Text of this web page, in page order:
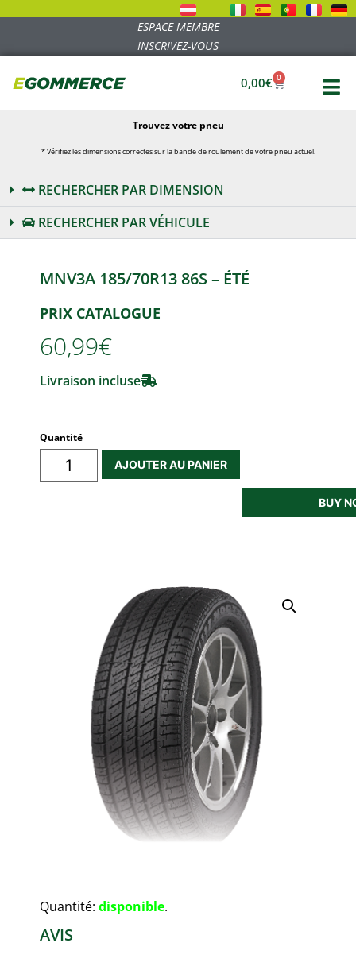
ESPACE MEMBRE
INSCRIVEZ-VOUS
0,00€ 0
Trouvez votre pneu
* Vérifiez les dimensions correctes sur la bande de roulement de votre pneu actuel.
RECHERCHER PAR DIMENSION
RECHERCHER PAR VÉHICULE
MNV3A 185/70R13 86S – ÉTÉ
PRIX CATALOGUE
60,99€
Livraison incluse
Quantité
AJOUTER AU PANIER
BUY
Quantité: disponible.
AVIS